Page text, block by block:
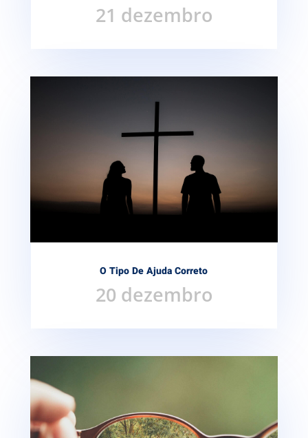
21 dezembro
O Tipo De Ajuda Correto
20 dezembro